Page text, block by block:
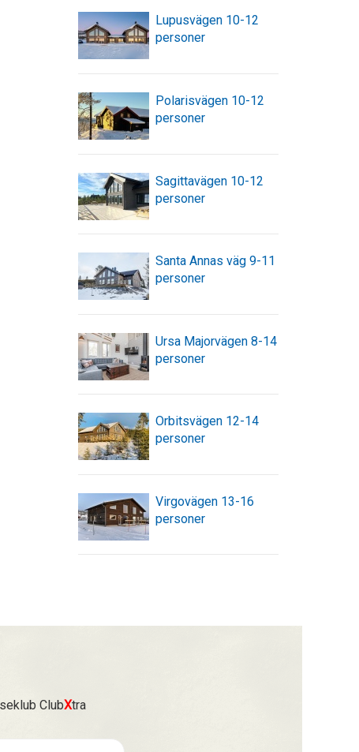
Lupusvägen 10-12
personer
Polarisvägen 10-12
personer
Sagittavägen 10-12
personer
Santa Annas väg 9-11
personer
Ursa Majorvägen 8-14
personer
Orbitsvägen 12-14
personer
Virgovägen 13-16
personer
ClubXtra